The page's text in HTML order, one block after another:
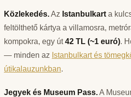
Közlekedés.Az Istanbulkart a
feltölthető kártya a villamosra,
kompokra, egy út42 TL (~1 euró).
— minden az Istanbulkart és
útikalauzunkban.
Jegyek és Museum Pass.A